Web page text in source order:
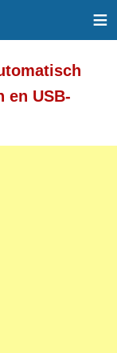
≡
en USB-
<br>
gesplitst.